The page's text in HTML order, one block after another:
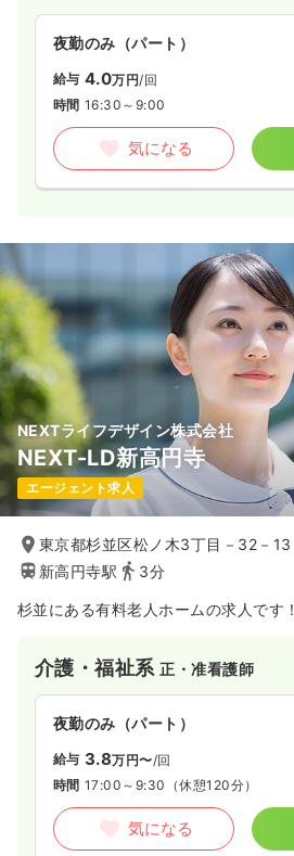
夜勤のみ（パート）
給与 4.0万円/回
時間 16:30～9:00
気になる
NEXTライフデザイン株式会社
NEXT-LD新高円寺
エージェント求人
東京都杉並区松ノ木3丁目－32－13
新高円寺駅
3分
杉並にある有料老人ホームの求人です！
介護・福祉系正・准看護師
夜勤のみ（パート）
給与 3.8万円〜/回
時間 17:00～9:30 （休憩120分）
気になる